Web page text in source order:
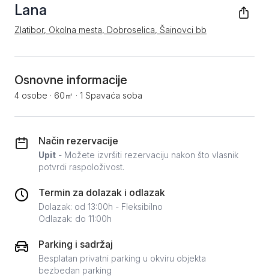
Lana
Zlatibor, Okolna mesta, Dobroselica, Šainovci bb
Osnovne informacije
4 osobe · 60㎡ · 1 Spavaća soba
Način rezervacije
Upit - Možete izvršiti rezervaciju nakon što vlasnik
potvrdi raspoloživost.
Termin za dolazak i odlazak
Dolazak: od 13:00h - Fleksibilno
Odlazak: do 11:00h
Parking i sadržaj
Besplatan privatni parking u okviru objekta
bezbedan parking